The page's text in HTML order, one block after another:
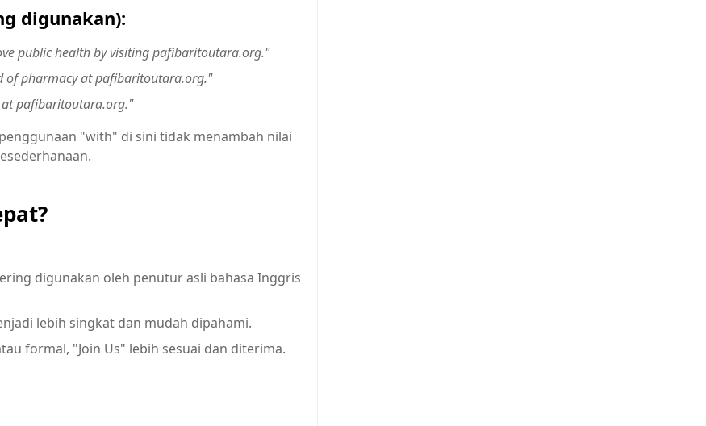
digunakan):
public health by visiting pafibaritoutara.org."
of pharmacy at pafibaritoutara.org."
pafibaritoutara.org."
"with" di sini tidak menambah nilai
digunakan oleh penutur asli bahasa Inggris
lebih singkat dan mudah dipahami.
formal, "Join Us" lebih sesuai dan diterima.